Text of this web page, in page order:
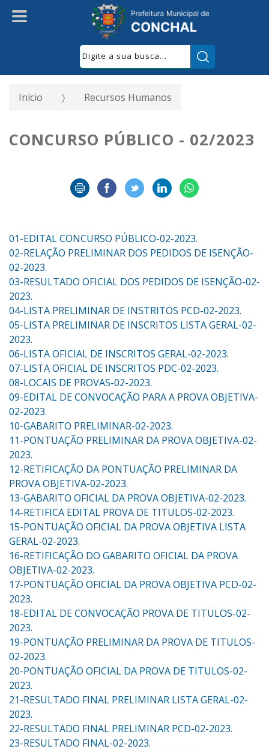
Início Recursos Humanos
CONCURSO PÚBLICO - 02/2023
01-EDITAL CONCURSO PÚBLICO-02-2023.
02-RELAÇÃO PRELIMINAR DOS PEDIDOS DE ISENÇÃO-
02-2023.
03-RESULTADO OFICIAL DOS PEDIDOS DE ISENÇÃO-02-
2023.
04-LISTA PRELIMINAR DE INSTRITOS PCD-02-2023.
05-LISTA PRELIMINAR DE INSCRITOS LISTA GERAL-02-
2023.
06-LISTA OFICIAL DE INSCRITOS GERAL-02-2023.
07-LISTA OFICIAL DE INSCRITOS PDC-02-2023.
08-LOCAIS DE PROVAS-02-2023.
09-EDITAL DE CONVOCAÇÃO PARA A PROVA OBJETIVA-
02-2023.
10-GABARITO PRELIMINAR-02-2023.
11-PONTUAÇÃO PRELIMINAR DA PROVA OBJETIVA-02-
2023.
12-RETIFICAÇÃO DA PONTUAÇÃO PRELIMINAR DA
PROVA OBJETIVA-02-2023.
13-GABARITO OFICIAL DA PROVA OBJETIVA-02-2023.
14-RETIFICA EDITAL PROVA DE TITULOS-02-2023.
15-PONTUAÇÃO OFICIAL DA PROVA OBJETIVA LISTA
GERAL-02-2023.
16-RETIFICAÇÃO DO GABARITO OFICIAL DA PROVA
OBJETIVA-02-2023.
17-PONTUAÇÃO OFICIAL DA PROVA OBJETIVA PCD-02-
2023.
18-EDITAL DE CONVOCAÇÃO PROVA DE TITULOS-02-
2023.
19-PONTUAÇÃO PRELIMINAR DA PROVA DE TITULOS-
02-2023.
20-PONTUAÇÃO OFICIAL DA PROVA DE TITULOS-02-
2023.
21-RESULTADO FINAL PRELIMINAR LISTA GERAL-02-
2023.
22-RESULTADO FINAL PRELIMINAR PCD-02-2023.
23-RESULTADO FINAL-02-2023.